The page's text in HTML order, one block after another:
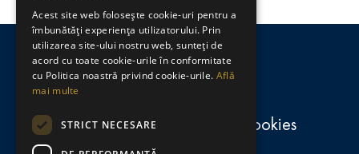
Regulamente
consumă-responsabil.ro
Politica de confidențialitate și cookies
Acest site web folosește cookie-uri pentru a
îmbunătăți experiența utilizatorului. Prin
utilizarea site-ului nostru web, sunteți de
acord cu toate cookie-urile în conformitate
cu Politica noastră privind cookie-urile. Află
mai multe
STRICT NECESARE